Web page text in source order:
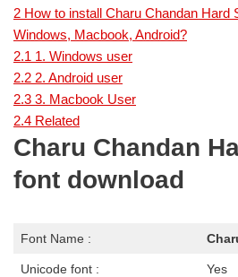
2 How to install Charu Chandan Hard
Windows, Macbook, Android?
2.1 1. Windows user
2.2 2. Android user
2.3 3. Macbook User
2.4 Related
Charu Chandan
font download
Font Name :
Unicode font : Yes